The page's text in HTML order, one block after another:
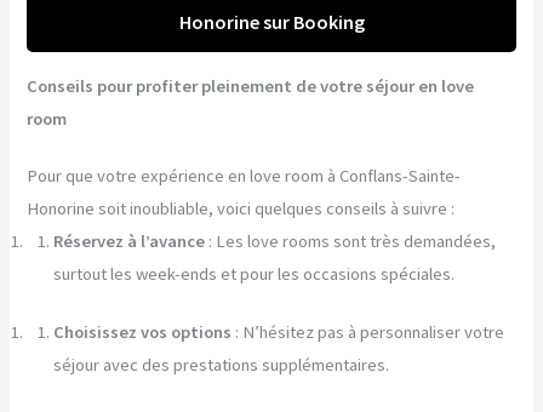
Honorine sur Booking
Conseils pour profiter pleinement de votre séjour en love
room
Pour que votre expérience en love room à Conflans-Sainte-
Honorine soit inoubliable, voici quelques conseils à suivre :
Réservez à l’avance : Les love rooms sont très demandées,
surtout les week-ends et pour les occasions spéciales.
Choisissez vos options : N’hésitez pas à personnaliser votre
séjour avec des prestations supplémentaires.